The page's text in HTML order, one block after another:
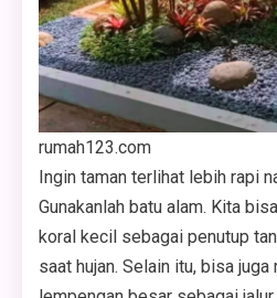
rumah123.com
Ingin taman terlihat lebih rapi
Gunakanlah batu alam. Kita
koral kecil sebagai penutup
saat hujan. Selain itu, bisa juga